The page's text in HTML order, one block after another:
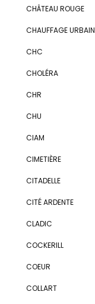
CHÂTEAU ROUGE
CHAUFFAGE URBAIN
CHC
CHOLÉRA
CHR
CHU
CIAM
CIMETIÈRE
CITADELLE
CITÉ ARDENTE
CLADIC
COCKERILL
COEUR
COLLART